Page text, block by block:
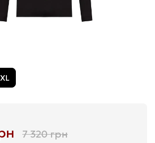
XL
7 320 грн